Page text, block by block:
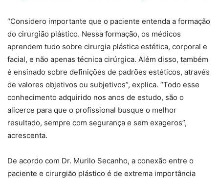
“Considero importante que o paciente entenda a formação
do cirurgião plástico. Nessa formação, os médicos
aprendem tudo sobre cirurgia plástica estética, corporal e
facial, e não apenas técnica cirúrgica. Além disso, também
é ensinado sobre definições de padrões estéticos, através
de valores objetivos ou subjetivos”, explica. “Todo esse
conhecimento adquirido nos anos de estudo, são o
alicerce para que o profissional busque o melhor
resultado, sempre com segurança e sem exageros”,
acrescenta.
De acordo com Dr. Murilo Secanho, a conexão entre o
paciente e cirurgião plástico é de extrema importância